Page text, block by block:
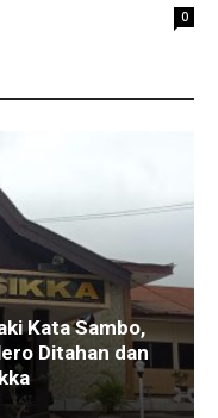
0
Kata Sambo,
Ditahan dan